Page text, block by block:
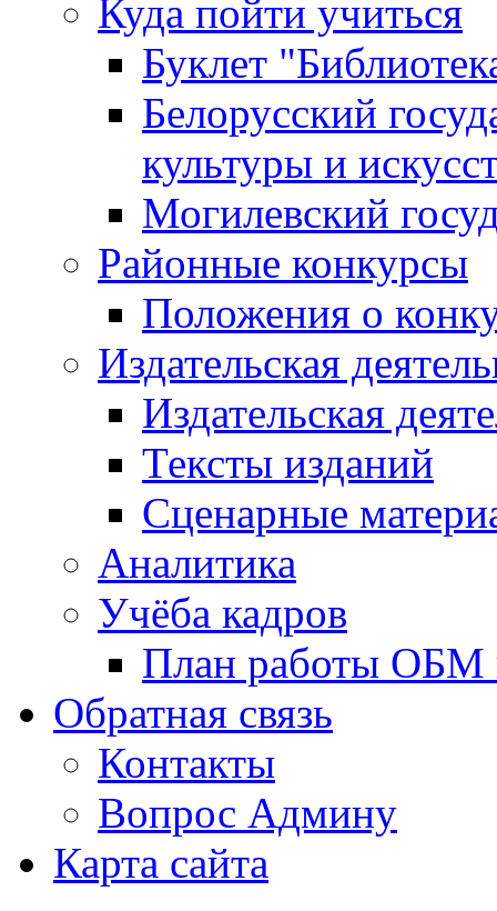
Куда пойти учиться
Буклет
Белорусский
культуры и
Могилевский
Районные конкурсы
Положения о
Издательская
Издательская
Тексты изданий
Сценарные
Аналитика
Учёба кадров
План работы ОБМ
Обратная связь
Контакты
Вопрос Админу
Карта сайта